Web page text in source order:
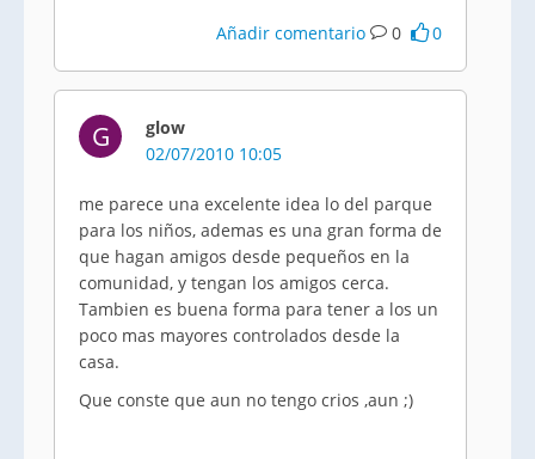
Añadir comentario 0 0
G
glow
02/07/2010 10:05
me parece una excelente idea lo del parque
para los niños, ademas es una gran forma de
que hagan amigos desde pequeños en la
comunidad, y tengan los amigos cerca.
Tambien es buena forma para tener a los un
poco mas mayores controlados desde la
casa.
Que conste que aun no tengo crios ,aun ;)